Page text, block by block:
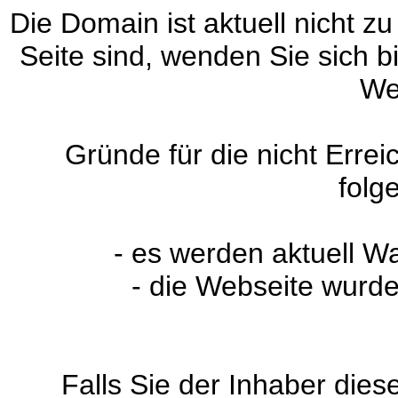
Die Domain ist aktuell nicht
Seite sind, wenden Sie sich
Gründe für die nicht
- es werden aktuell
- die Webseite
Falls Sie der Inhaber